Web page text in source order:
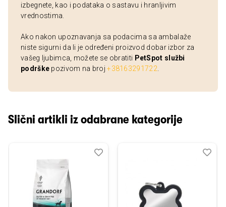
izbegnete, kao i podataka o sastavu i hranljivim
vrednostima.
Ako nakon upoznavanja sa podacima sa ambalaže
niste sigurni da li je određeni proizvod dobar izbor za
vašeg ljubimca, možete se obratiti PetSpot službi
podrške pozivom na broj+38163291722
Slični artikli iz odabrane kategorije
Dodaj
Uporedi